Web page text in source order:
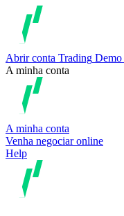
Abrir conta Trading Demo
A minha conta
A minha conta
Venha negociar online
Help